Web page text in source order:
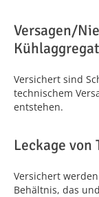
Versagen/
Versichert sind
technischem
entstehen.
Leckage von
Versichert
Behältnis, das